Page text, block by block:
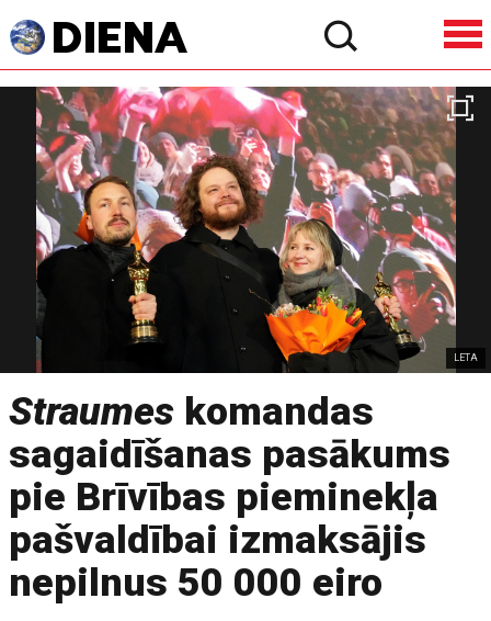
LETA
Straumes komandas
sagaidīšanas pasākums
pie Brīvības pieminekļa
pašvaldībai izmaksājis
nepilnus 50 000 eiro